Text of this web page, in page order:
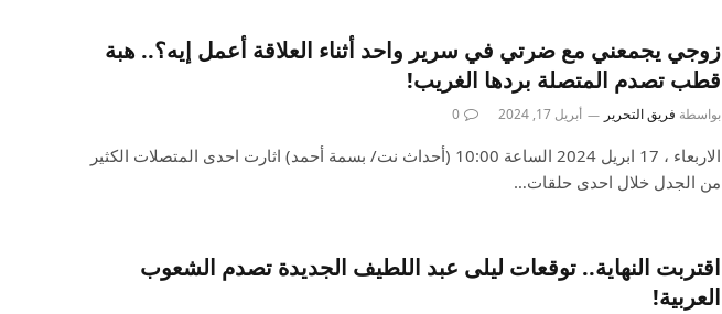
زوجي يجمعني مع ضرتي في سرير واحد أثناء العلاقة أعمل إيه؟.. هبة
قطب تصدم المتصلة بردها الغريب!
بواسطة فريق التحرير أبريل 17, 2024 0
الاربعاء ، 17 ابريل 2024 الساعة 10:00 (أحداث نت/ بسمة أحمد) اثارت احدى المتصلات الكثير
من الجدل خلال احدى حلقات…
اقتربت النهاية.. توقعات ليلى عبد اللطيف الجديدة تصدم الشعوب
العربية!